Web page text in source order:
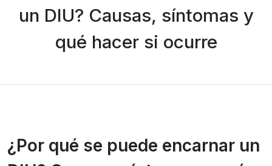
un DIU? Causas, síntomas y
qué hacer si ocurre
¿Por qué se puede encarnar un